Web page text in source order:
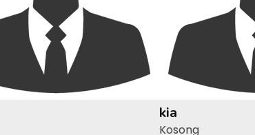
kia
Kosong